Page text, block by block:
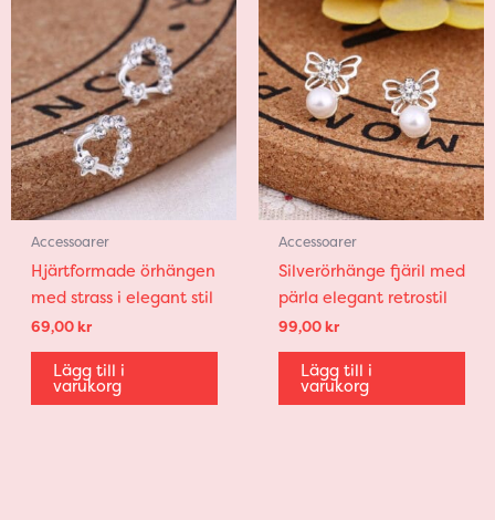
Accessoarer
Hjärtformade örhängen
med strass i elegant stil
69,00kr
Lägg till i
varukorg
Accessoarer
Silverörhänge fjäril med
pärla elegant retrostil
99,00kr
Lägg till i
varukorg